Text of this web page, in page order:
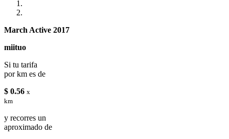
March Active 2017
miituo
Si tu tarifa
por km es de
$ 0.56 x
km
y recorres un
aproximado de